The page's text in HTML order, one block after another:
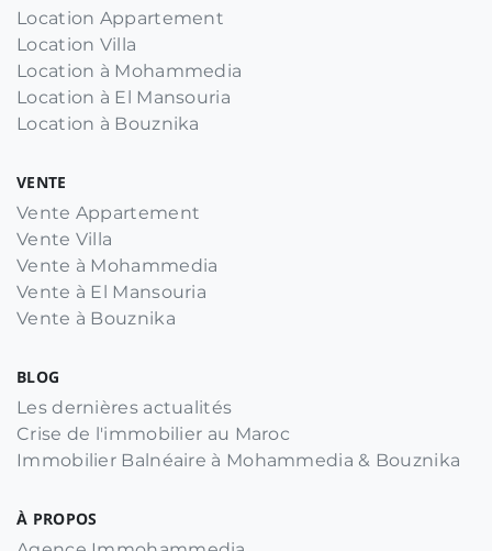
Location Appartement
Location Villa
Location à Mohammedia
Location à El Mansouria
Location à Bouznika
VENTE
Vente Appartement
Vente Villa
Vente à Mohammedia
Vente à El Mansouria
Vente à Bouznika
BLOG
Les dernières actualités
Crise de l'immobilier au Maroc
Immobilier Balnéaire à Mohammedia & Bouznika
À PROPOS